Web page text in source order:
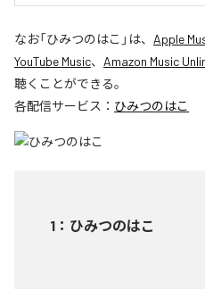
なお「ひみつのはこ 」は、 Apple
YouTube Music、 Amazon Music
聴くことができる。
各配信サービス： ひみつのはこ
1 ： ひみつのはこ